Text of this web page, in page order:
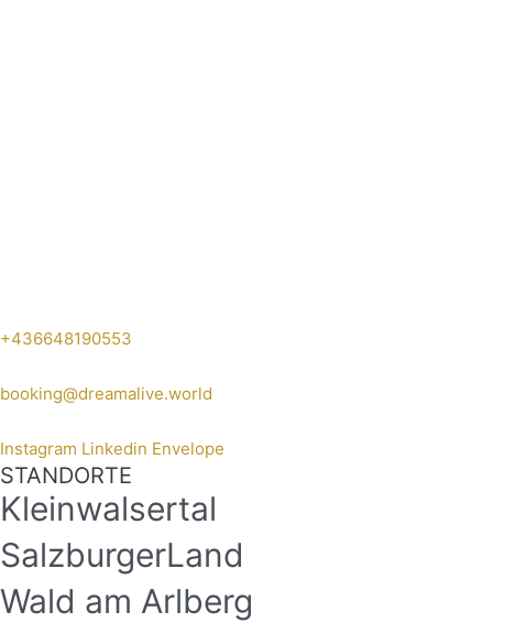
+436648190553
booking@dreamalive.world
Instagram Linkedin Envelope
STANDORTE
Kleinwalsertal
SalzburgerLand
Wald am Arlberg